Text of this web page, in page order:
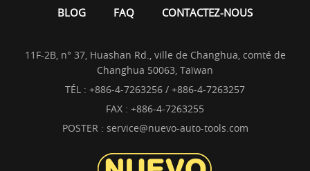
BLOG FAQ CONTACTEZ-NOUS
11F-2B, n° 37, Huashan Rd., ville de Changhua, comté de
Changhua 50063, Taïwan
TÉL : +886-4-7263256 / +886-4-7263257
FAX : +886-4-7263255
POSTER : service@nuevo-auto-tools.com